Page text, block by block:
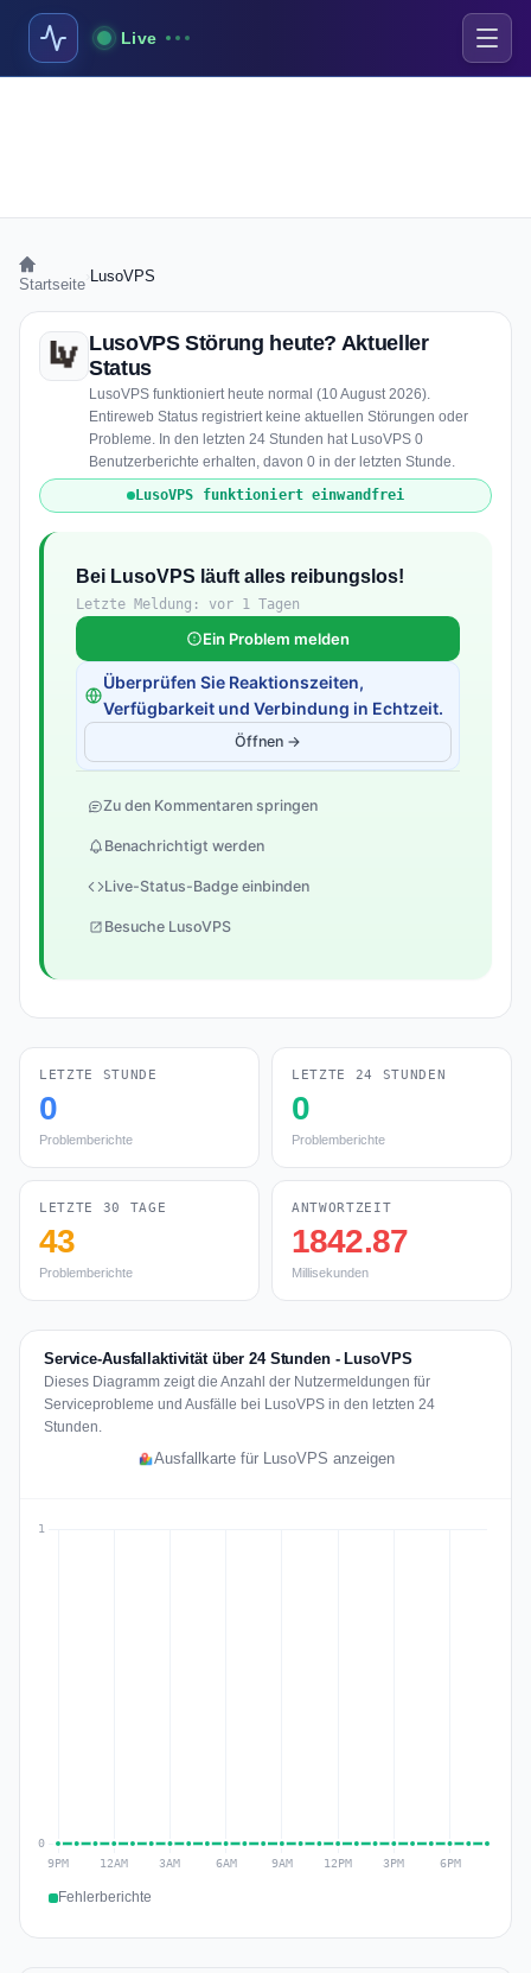
Live
Startseite LusoVPS
LusoVPS Störung heute? Aktueller
Status
LusoVPS funktioniert heute normal (10 August 2026).
Entireweb Status registriert keine aktuellen Störungen oder
Probleme. In den letzten 24 Stunden hat LusoVPS 0
Benutzerberichte erhalten, davon 0 in der letzten Stunde.
LusoVPS funktioniert einwandfrei
Bei LusoVPS läuft alles reibungslos!
Letzte Meldung: vor 1 Tagen
Ein Problem melden
Überprüfen Sie Reaktionszeiten,
Verfügbarkeit und Verbindung in Echtzeit.
Öffnen →
Zu den Kommentaren springen
Benachrichtigt werden
Live-Status-Badge einbinden
Besuche LusoVPS
LETZTE STUNDE
0
Problemberichte
LETZTE 24 STUNDEN
0
Problemberichte
LETZTE 30 TAGE
43
Problemberichte
ANTWORTZEIT
1842.87
Millisekunden
Service-Ausfallaktivität über 24 Stunden - LusoVPS
Dieses Diagramm zeigt die Anzahl der Nutzermeldungen für
Serviceprobleme und Ausfälle bei LusoVPS in den letzten 24
Stunden.
Ausfallkarte für LusoVPS anzeigen
Fehlerberichte